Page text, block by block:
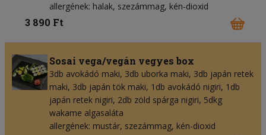
allergének: halak, szezámmag, kén-dioxid
3 890 Ft
Sosai vega/vegán vegyes box
3db avokádó maki, 3db uborka maki, 3db japán retek
maki, 3db japán tök maki, 1db avokádó nigiri, 1db
japán retek nigiri, 2db zöld spárga nigiri, 5dkg
wakame algasaláta
allergének: mustár, szezámmag, kén-dioxid